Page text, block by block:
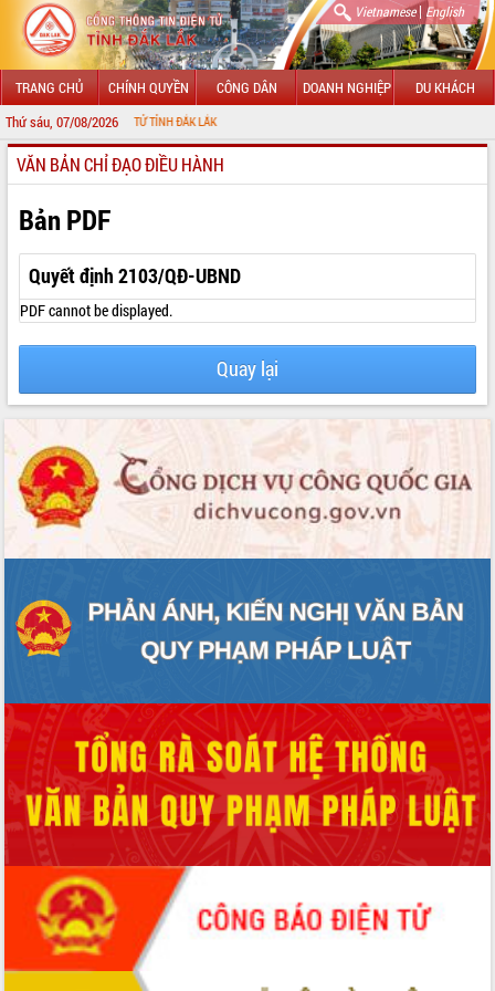
Vietnamese| English
TRANG CHỦ CHÍNH QUYỀN CÔNG DÂN DOANH NGHIỆP DU KHÁCH
Thứ sáu, 07/08/2026
TIN ĐIỆN TỬ TỈNH ĐẮK LẮK
GIỚI THIỆU
LÃNH ĐẠO UBND TỈNH
TIN TỨC SỰ KIỆN
SỞ, BAN, NGÀNH
UBND CÁC XÃ, PHƯỜNG
THÔNG TIN CHỈ ĐẠO ĐIỀU HÀNH
VĂN BẢN HĐND TỈNH
ĐIỂM TIN VĂN BẢN
VĂN BẢN CHỈ ĐẠO ĐIỀU HÀNH
Bản PDF
Quyết định 2103/QĐ-UBND
PDF cannot be displayed.
Quay lại